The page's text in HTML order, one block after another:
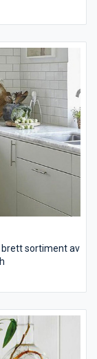
brett sortiment av